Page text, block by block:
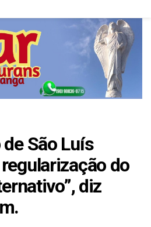
São Luís
do
diz